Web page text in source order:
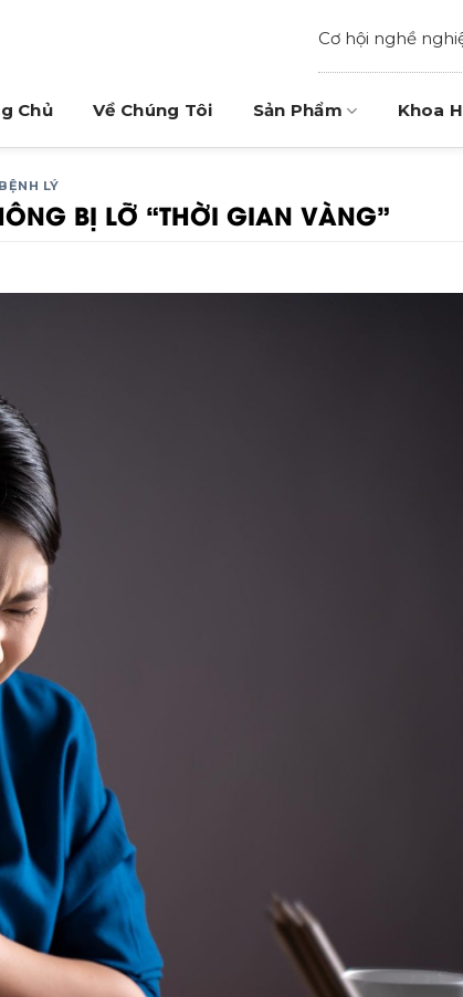
Cơ hội nghề
Chủ Về Chúng Tôi Sản Phẩm Khoa
LÝ
BỊ LỠ “THỜI GIAN VÀNG”